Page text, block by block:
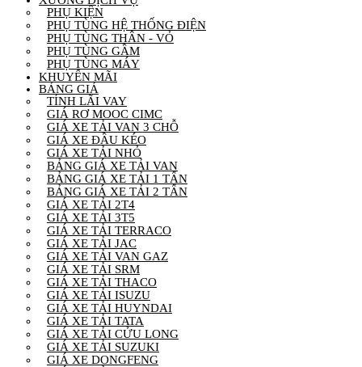
PHỤ KIỆN
PHỤ TÙNG HỆ THỐNG ĐIỆN
PHỤ TÙNG THÂN - VỎ
PHỤ TÙNG GẦM
PHỤ TÙNG MÁY
KHUYẾN MÃI
BẢNG GIÁ
TÍNH LÃI VAY
GIÁ RƠ MOOC CIMC
GIÁ XE TẢI VAN 3 CHỖ
GIÁ XE ĐẦU KÉO
GIÁ XE TẢI NHỎ
BẢNG GIÁ XE TẢI VAN
BẢNG GIÁ XE TẢI 1 TẤN
BẢNG GIÁ XE TẢI 2 TẤN
GIÁ XE TẢI 2T4
GIÁ XE TẢI 3T5
GIÁ XE TẢI TERRACO
GIÁ XE TẢI JAC
GIÁ XE TẢI VAN GAZ
GIÁ XE TẢI SRM
GIÁ XE TẢI THACO
GIÁ XE TẢI ISUZU
GIÁ XE TẢI HUYNDAI
GIÁ XE TẢI TATA
GIÁ XE TẢI CỬU LONG
GIÁ XE TẢI SUZUKI
GIÁ XE DONGFENG